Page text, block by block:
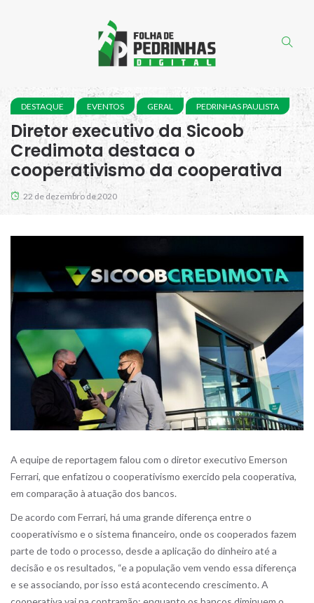
DESTAQUE EVENTOS GERAL PEDRINHAS PAULISTA
Diretor executivo da Sicoob
Credimota destaca o
cooperativismo da cooperativa
22 de dezembro de 2020
A equipe de reportagem falou com o diretor executivo Emerson
Ferrari, que enfatizou o cooperativismo exercido pela cooperativa,
em comparação à atuação dos bancos.
De acordo com Ferrari, há uma grande diferença entre o
cooperativismo e o sistema financeiro, onde os cooperados fazem
parte de todo o processo, desde a aplicação do dinheiro até a
decisão e os resultados, “e a população vem vendo essa diferença
e se associando, por isso está acontecendo crescimento. A